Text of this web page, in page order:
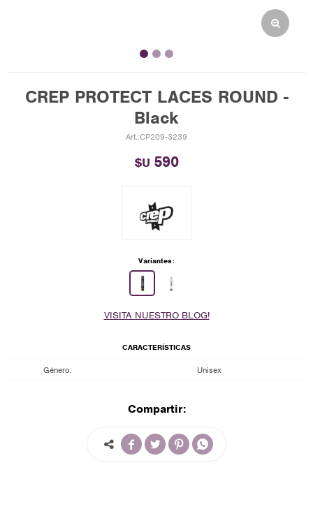
CREP PROTECT LACES ROUND -
Black
CP209-3239
$U 590
Variantes:
VISITA NUESTRO BLOG!
CARACTERÍSTICAS
Género Unisex
Compartir:
   